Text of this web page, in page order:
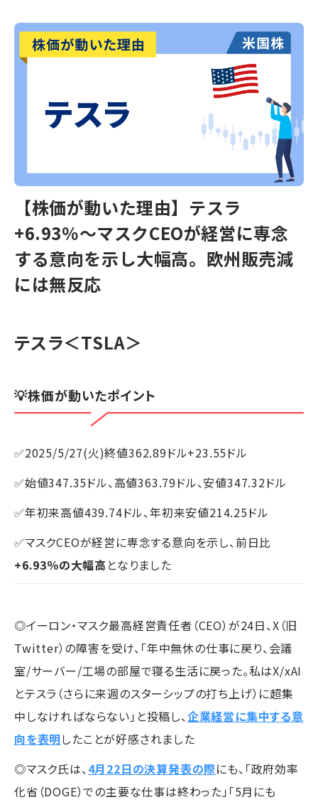
【株価が動いた理由】テスラ
+6.93％～マスクCEOが経営に専念
する意向を示し大幅高。欧州販売減
には無反応
テスラ＜TSLA＞
💡株価が動いたポイント
✅2025/5/27(火)終値362.89ドル+23.55ドル
✅始値347.35ドル、高値363.79ドル、安値347.32ドル
✅年初来高値439.74ドル、年初来安値214.25ドル
✅マスクCEOが経営に専念する意向を示し、前日比
+6.93％の大幅高 となりました
◎イーロン・マスク最高経営責任者（CEO）が24日、X（旧
Twitter）の障害を受け、「年中無休の仕事に戻り、会議
室/サーバー/工場の部屋で寝る生活に戻った。私はX/xAI
とテスラ（さらに来週のスターシップの打ち上げ）に超集
中しなければならない」と投稿し、企業経営に集中する意
向を表明したことが好感されました
◎マスク氏は、4月22日の決算発表の際にも、「政府効率
化省（DOGE）での主要な仕事は終わった」「5月にも